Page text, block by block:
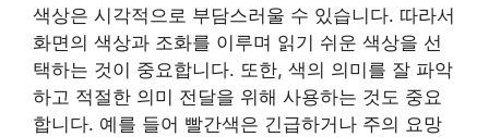
색상은 시각적으로 부담스러울 수 있습니다. 따라서
화면의 색상과 조화를 이루며 읽기 쉬운 색상을 선
택하는 것이 중요합니다. 또한, 색의 의미를 잘 파악
하고 적절한 의미 전달을 위해 사용하는 것도 중요
합니다. 예를 들어 빨간색은 긴급하거나 주의 요망